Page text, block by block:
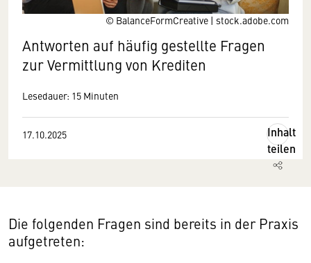
© BalanceFormCreative | stock.adobe.com
Antworten auf häufig gestellte Fragen
zur Vermittlung von Krediten
Lesedauer: 15 Minuten
17.10.2025
Inhalt
teilen
Die folgenden Fragen sind bereits in der Praxis
aufgetreten: